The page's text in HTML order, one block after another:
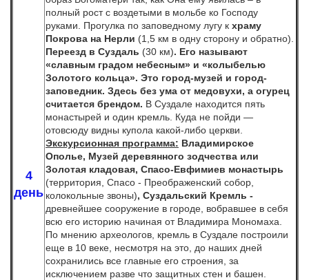
4
день
полный рост с воздетыми в мольбе ко Господу
руками. Прогулка по заповедному лугу к храму
Покрова на Нерли (1,5 км в одну сторону и обратно).
Переезд в Суздаль (30 км). Его называют
«славным градом небесным» и «колыбелью
Золотого кольца». Это город-музей и город-
заповедник. Здесь без ума от медовухи, а огурец
считается брендом. В Суздале находится пять
монастырей и один кремль. Куда не пойди —
отовсюду видны купола какой-либо церкви.
Экскурсионная программа: Владимирское
Ополье, Музей деревянного зодчества или
Золотая кладовая, Спасо-Евфимиев монастырь
(территория, Спасо - Преображенский собор,
колокольные звоны), Суздальский Кремль -
древнейшее сооружение в городе, вобравшее в себя
всю его историю начиная от Владимира Мономаха.
По мнению археологов, кремль в Суздале построили
еще в 10 веке, несмотря на это, до наших дней
сохранились все главные его строения, за
исключением разве что защитных стен и башен.